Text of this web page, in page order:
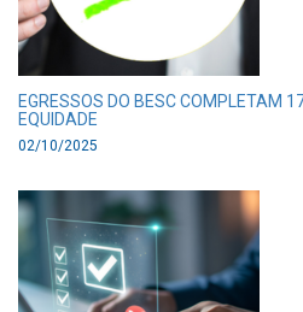
EGRESSOS DO BESC COMPLETAM
EQUIDADE
02/10/2025